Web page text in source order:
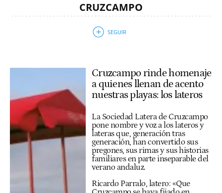
CRUZCAMPO
Cruzcampo rinde homenaje
a quienes llenan de acento
nuestras playas: los lateros
La Sociedad Latera de Cruzcampo
pone nombre y voz a los lateros y
lateras que, generación tras
generación, han convertido sus
pregones, sus rimas y sus historias
familiares en parte inseparable del
verano andaluz.
Ricardo Parralo, latero: «Que